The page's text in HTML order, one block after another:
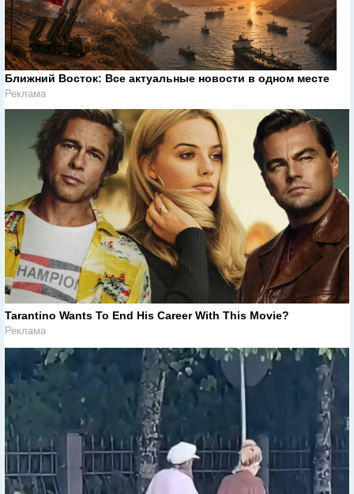
Ближний Восток: Все актуальные новости в одном месте
Реклама
Tarantino Wants To End His Career With This Movie?
Реклама